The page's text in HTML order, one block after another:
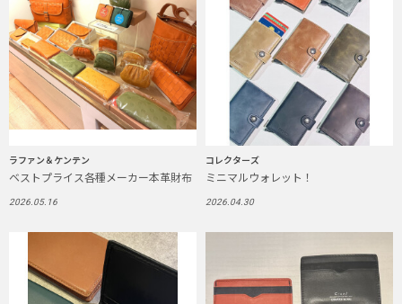
ラファン＆ケンテン
ベストプライス各種メーカー本革財布
2026.05.16
コレクターズ
ミニマルウォレット！
2026.04.30